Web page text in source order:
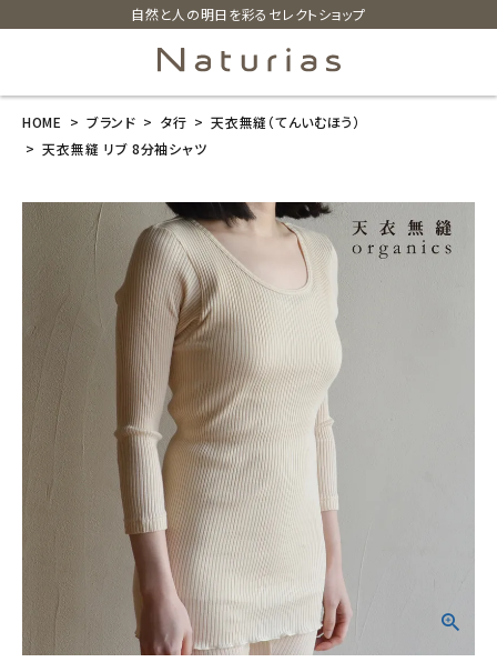
自然と人の明日を彩るセレクトショップ
天衣無縫 リブ
8分袖シャツ
5,280 (税込)
ホーム
新商品
カテゴリーから探す
美容・コスメ・香水
HOME ブランド タ行
天衣無縫（てんいむほう）
天衣無縫 リブ 8分袖シャツ